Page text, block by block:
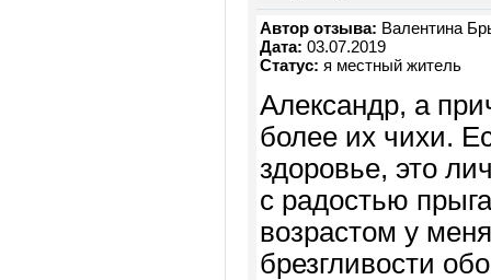
Автор отзыва: Валентина
Дата: 03.07.2019
Статус: я местный житель
Александр, а
более их чихи.
здоровье, это
с радостью
возрастом у
брезгливости